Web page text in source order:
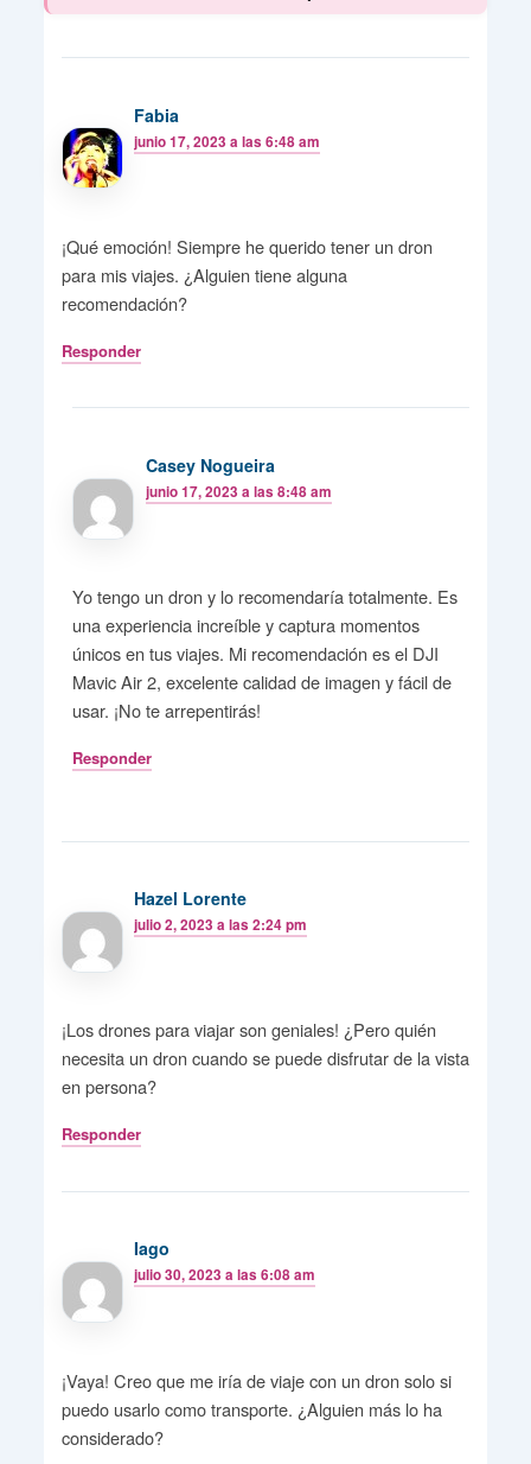
Fabia
junio 17, 2023 a las 6:48 am
¡Qué emoción! Siempre he querido tener un dron
para mis viajes. ¿Alguien tiene alguna
recomendación?
Responder
Casey Nogueira
junio 17, 2023 a las 8:48 am
Yo tengo un dron y lo recomendaría totalmente. Es
una experiencia increíble y captura momentos
únicos en tus viajes. Mi recomendación es el DJI
Mavic Air 2, excelente calidad de imagen y fácil de
usar. ¡No te arrepentirás!
Responder
Hazel Lorente
julio 2, 2023 a las 2:24 pm
¡Los drones para viajar son geniales! ¿Pero quién
necesita un dron cuando se puede disfrutar de la vista
en persona?
Responder
Iago
julio 30, 2023 a las 6:08 am
¡Vaya! Creo que me iría de viaje con un dron solo si
puedo usarlo como transporte. ¿Alguien más lo ha
considerado?